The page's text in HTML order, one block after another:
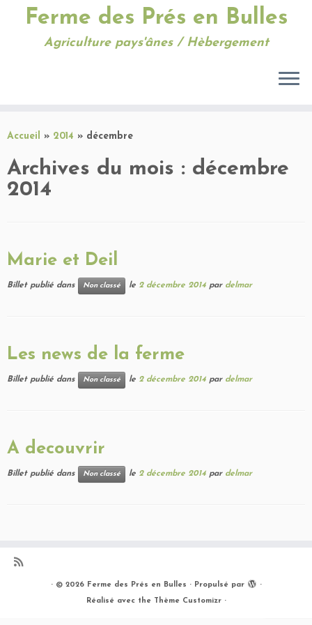
au
Ferme des Prés en Bulles
Agriculture pays'ânes / Hèbergement
Accueil » 2014 » décembre
Archives du mois : décembre
2014
Marie et Deil
Billet publié dans Non classé le 2 décembre 2014 par delmar
Les news de la ferme
Billet publié dans Non classé le 2 décembre 2014 par delmar
A decouvrir
Billet publié dans Non classé le 2 décembre 2014 par delmar
· © 2026 Ferme des Prés en Bulles · Propulsé par ·
Réalisé avec the Thème Customizr·